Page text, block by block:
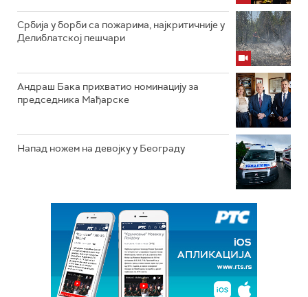
Србија у борби са пожарима, најкритичније у
Делиблатској пешчари
Андраш Бака прихватио номинацију за
председника Мађарске
Напад ножем на девојку у Београду